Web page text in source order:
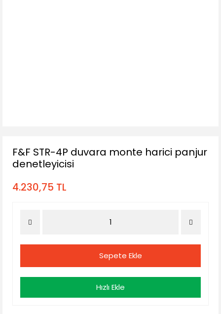
F&F STR-4P duvara monte harici panjur
denetleyicisi
4.230,75 TL
Sepete Ekle
Hızlı Ekle